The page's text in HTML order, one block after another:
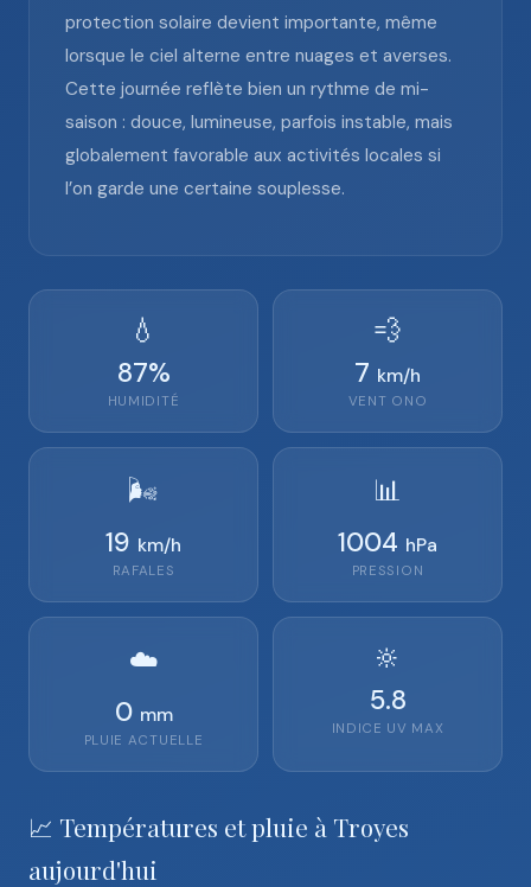
protection solaire devient importante, même
lorsque le ciel alterne entre nuages et averses.
Cette journée reflète bien un rythme de mi-
saison : douce, lumineuse, parfois instable, mais
globalement favorable aux activités locales si
l’on garde une certaine souplesse.
💧
87%
HUMIDITÉ
💨
7 km/h
VENT ONO
🌬️
19 km/h
RAFALES
📊
1004 hPa
PRESSION
☁️
0 mm
PLUIE ACTUELLE
🔆
5.8
INDICE UV MAX
📈 Températures et pluie à Troyes
aujourd'hui